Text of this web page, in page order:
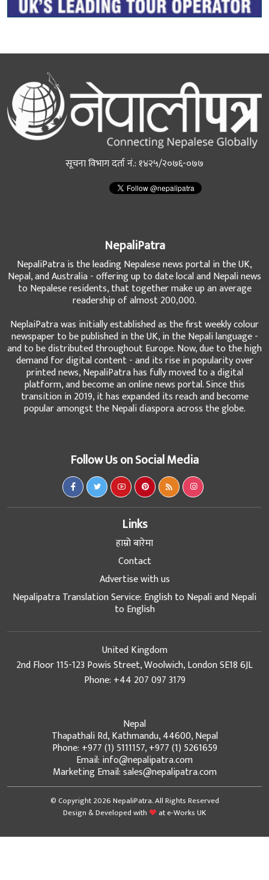
सूचना विभाग दर्ता नं.: १४२५/२०७६-०७७
NepaliPatra
NepaliPatra is the leading Nepalese news portal in the UK,
Nepal, and Australia - offering up to date local and Nepali news
to Nepalese residents, that together make up an average
readership of almost 200,000.
NeplaiPatra was initially established as the first weekly colour
newspaper to be published in the UK, in the Nepali language -
and to be distributed throughout Europe. Now, due to the high
demand for digital content - and its rise in popularity over
printed news, NepaliPatra has fully moved to a digital
platform, and become an online news portal. Since this
transition in 2019, it has expanded its reach and become
popular amongst the Nepali diaspora across the globe.
Follow Us on Social Media
Links
हाम्रो बारेमा
Contact
Advertise with us
Nepalipatra Translation Service: English to Nepali and Nepali
to English
United Kingdom
2nd Floor 115-123 Powis Street, Woolwich, London SE18 6JL
Phone: +44 207 097 3179
Nepal
Thapathali Rd, Kathmandu, 44600, Nepal
Phone: +977 (1) 5111157, +977 (1) 5261659
Email: info@nepalipatra.com
Marketing Email: sales@nepalipatra.com
© Copyright 2026 NepaliPatra. All Rights Reserved
Design & Developed with
ate-Works UK